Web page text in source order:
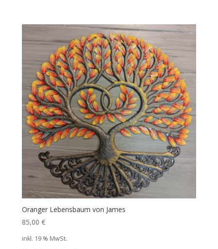
Oranger Lebensbaum von James
85,00 €
inkl. 19 % MwSt.